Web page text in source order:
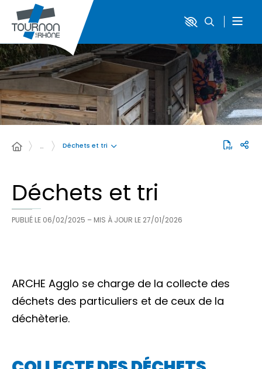
… Déchets et tri
Déchets et tri
PUBLIÉ LE 06/02/2025 – MIS À JOUR LE 27/01/2026
ARCHE Agglo se charge de la collecte des
déchets des particuliers et de ceux de la
déchèterie.